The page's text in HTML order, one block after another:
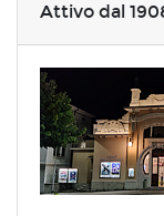
Attivo dal